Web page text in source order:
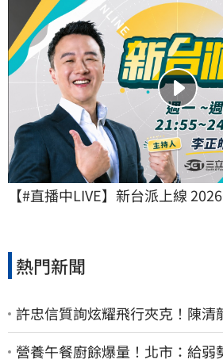
【#直播中LIVE】新台派上線
熱門新聞
許忠信質詢炫耀飛行夾克！陳清
營養午餐廚餘爆量！北市：給